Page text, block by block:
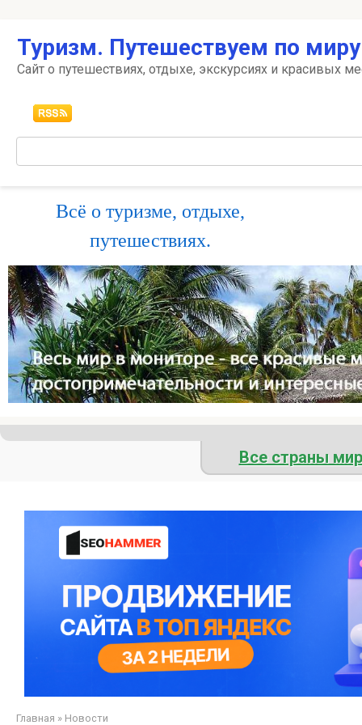
контенту
Туризм. Путешествуем по
Сайт о путешествиях, отдыхе, экскурсиях и красивых
Всё о туризме, отдыхе,
путешествиях.
Все страны
Главная » Новости